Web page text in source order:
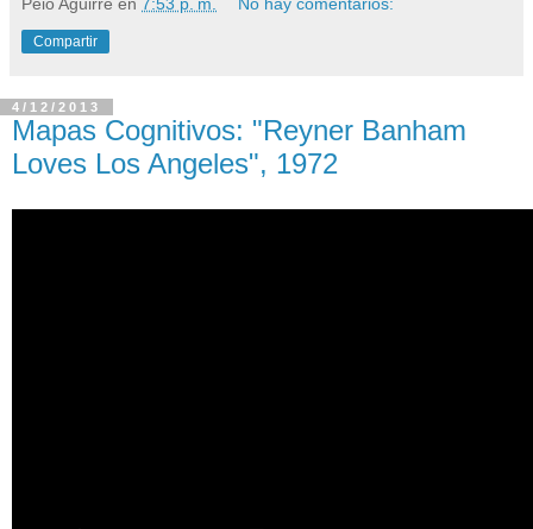
Peio Aguirre en 7:53 p. m. No hay comentarios:
Compartir
4/12/2013
Mapas Cognitivos: "Reyner Banham
Loves Los Angeles", 1972